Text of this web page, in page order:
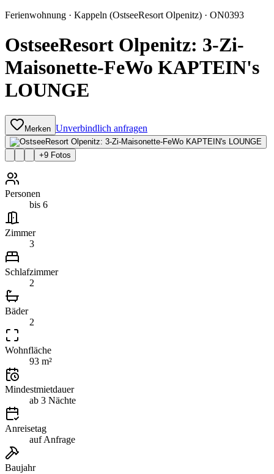
Ferienwohnung · Kappeln (OstseeResort Olpenitz) · ON0393
OstseeResort Olpenitz: 3-Zi-
Maisonette-FeWo KAPTEIN's
LOUNGE
Merken Unverbindlich anfragen
+9 Fotos
Personen
bis 6
Zimmer
3
Schlafzimmer
2
Bäder
2
Wohnfläche
93 m²
Mindestmietdauer
ab 3 Nächte
Anreisetag
auf Anfrage
Baujahr